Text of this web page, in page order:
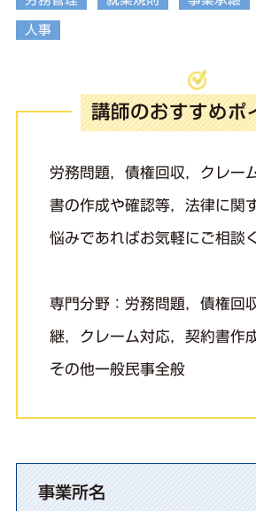
人事
講師のおすすめポ
労務問題，債権回収，クレー
書の作成や確認等，法律に関
悩みであればお気軽にご相談
専門分野：労務問題，債権回
継，クレーム対応，契約書作
その他一般民事全般
事業所名